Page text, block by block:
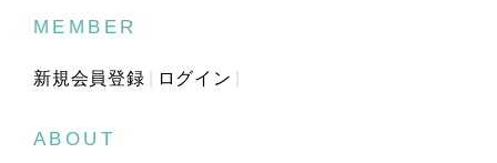
MEMBER
新規会員登録 ログイン
ABOUT